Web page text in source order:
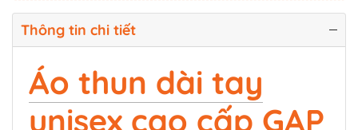
Thông tin chi tiết
Áo thun dài tay
unisex cao cấp GAP